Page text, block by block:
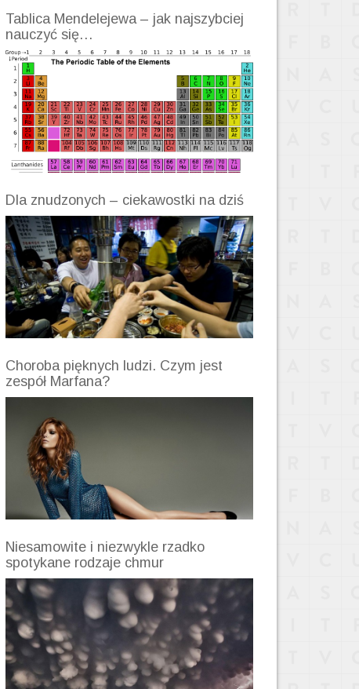
Tablica Mendelejewa – jak najszybciej
nauczyć się…
Dla znudzonych – ciekawostki na dziś
Choroba pięknych ludzi. Czym jest
zespół Marfana?
Niesamowite i niezwykle rzadko
spotykane rodzaje chmur